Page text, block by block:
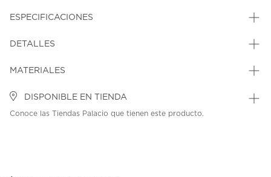
ESPECIFICACIONES
DETALLES
MATERIALES
DISPONIBLE EN TIENDA
Conoce las Tiendas Palacio que tienen este producto.